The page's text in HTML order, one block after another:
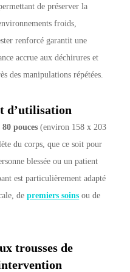
permettant de préserver la
froids,
renforcé garantit une
accrue aux déchirures et
des manipulations répétées.
d’utilisation
80 pouces (environ 158 x 203
du corps, que ce soit pour
blessée ou un patient
est particulièrement adapté
depremiers soins ou de
trousses de